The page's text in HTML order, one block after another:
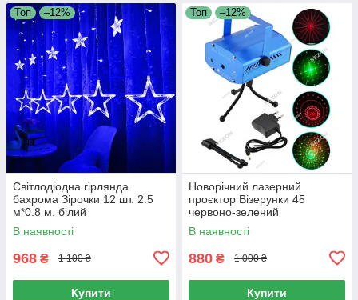
Топ –12%
Світлодіодна гірлянда
бахрома Зірочки 12 шт. 2.5
м*0.8 м. білий
В наявності
968 ₴ 1 100 ₴
Купити
Топ –12%
Новорічний лазерний
проєктор Візерунки 45
червоно-зелений
В наявності
880 ₴ 1 000 ₴
Купити